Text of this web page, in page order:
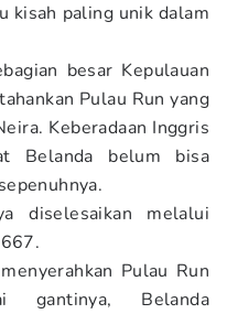
kisah paling unik dalam
besar Kepulauan
Pulau Run yang
Keberadaan Inggris
Belanda belum bisa
diselesaikan melalui
Pulau Run
gantinya, Belanda